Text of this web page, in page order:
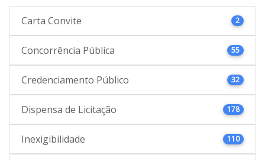
Carta Convite 2
Concorrência Pública 55
Credenciamento Público 32
Dispensa de Licitação 178
Inexigibilidade 110